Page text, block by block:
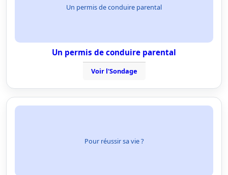
Un permis de conduire parental
Un permis de conduire parental
Voir l'Sondage
Pour réussir sa vie ?